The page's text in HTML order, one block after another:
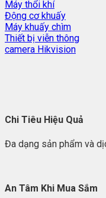
Máy thổi khí
Động cơ khuấy
Máy khuấy chìm
Thiết bị viễn thông
camera Hikvision
Chi Tiêu Hiệu Quả
Đa dạng sản phẩm và
An Tâm Khi Mua Sắm